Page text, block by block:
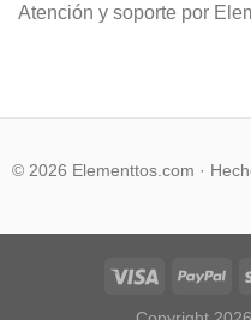
Atención y soporte por
© 2026 Elementtos.com ·